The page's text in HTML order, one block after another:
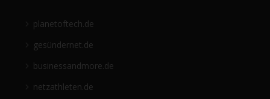
planetoftech.de
gesündernet.de
businessandmore.de
netzathleten.de